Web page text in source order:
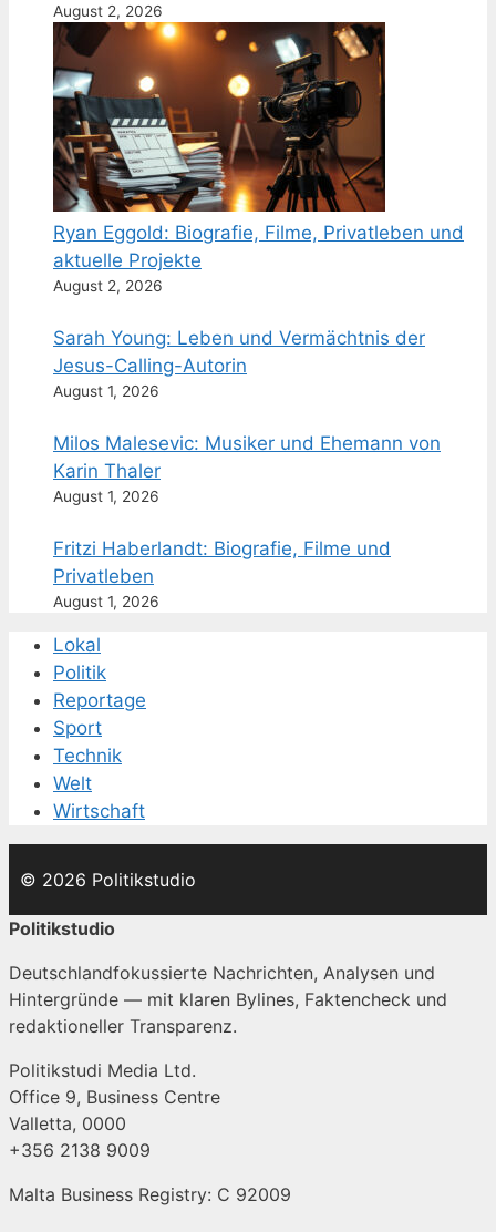
August 2, 2026
Ryan Eggold: Biografie, Filme, Privatleben und
aktuelle Projekte
August 2, 2026
Sarah Young: Leben und Vermächtnis der
Jesus-Calling-Autorin
August 1, 2026
Milos Malesevic: Musiker und Ehemann von
Karin Thaler
August 1, 2026
Fritzi Haberlandt: Biografie, Filme und
Privatleben
August 1, 2026
Lokal
Politik
Reportage
Sport
Technik
Welt
Wirtschaft
© 2026 Politikstudio
Politikstudio
Deutschlandfokussierte Nachrichten, Analysen und
Hintergründe — mit klaren Bylines, Faktencheck und
redaktioneller Transparenz.
Politikstudi Media Ltd.
Office 9, Business Centre
Valletta, 0000
+356 2138 9009
Malta Business Registry: C 92009